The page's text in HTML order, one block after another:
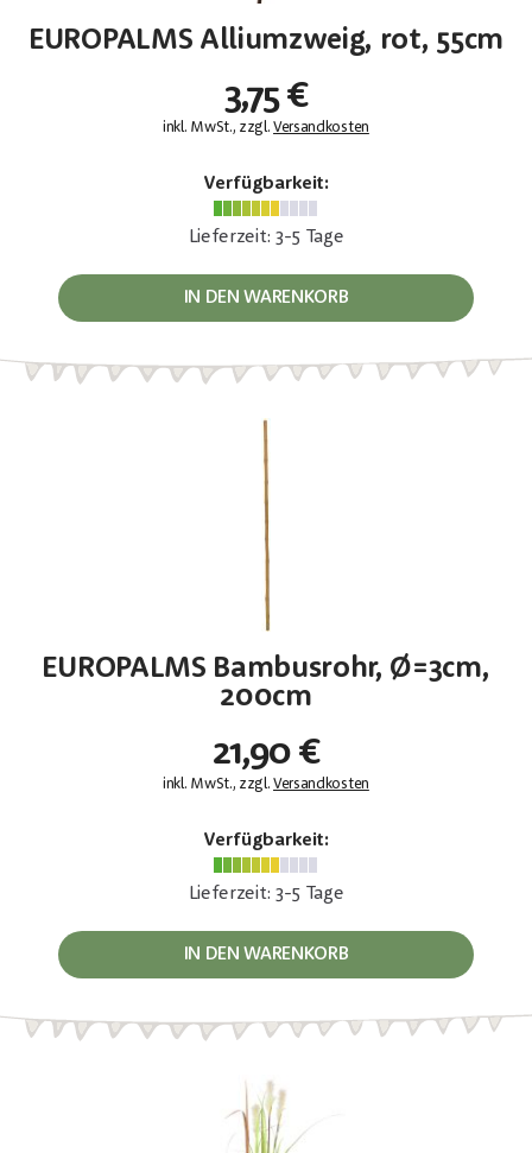
EUROPALMS Alliumzweig, rot, 55cm
3,75 €
inkl. MwSt., zzgl.Versandkosten
Verfügbarkeit:
Lieferzeit: 3-5 Tage
IN DEN WARENKORB
EUROPALMS Bambusrohr, Ø=3cm,
200cm
21,90 €
inkl. MwSt., zzgl.Versandkosten
Verfügbarkeit:
Lieferzeit: 3-5 Tage
IN DEN WARENKORB